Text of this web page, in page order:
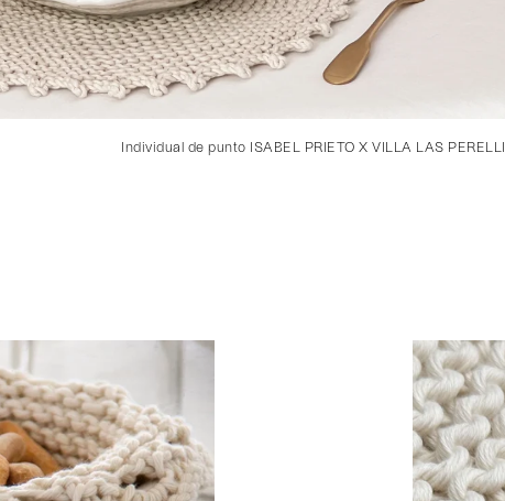
Individual de punto ISABEL PRIETO X VILLA LAS PERELLI